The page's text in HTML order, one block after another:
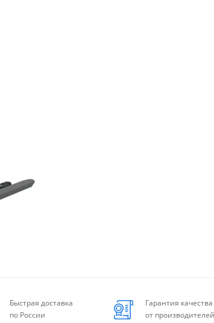
Быстрая доставка
по России
Гарантия качества
от производителей